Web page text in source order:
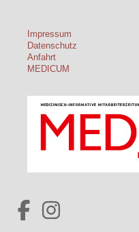
Impressum
Datenschutz
Anfahrt
MEDICUM